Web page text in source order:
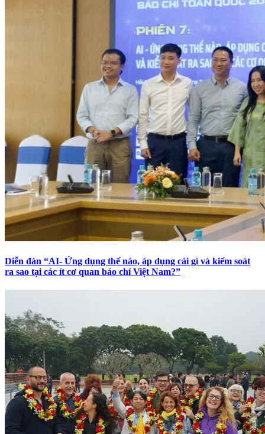
Diễn đàn “AI- Ứng dụng thế nào, áp dụng cái gì và kiểm soát
ra sao tại các ít cơ quan báo chí Việt Nam?”